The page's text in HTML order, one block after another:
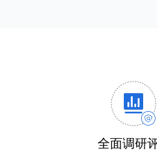
全面调研